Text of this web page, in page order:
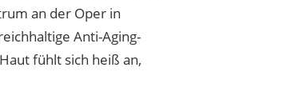
an der Oper in
Anti-Aging-
fühlt sich heiß an,